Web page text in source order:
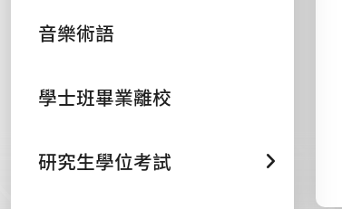
音樂術語
學士班畢業離校
研究生學位考試